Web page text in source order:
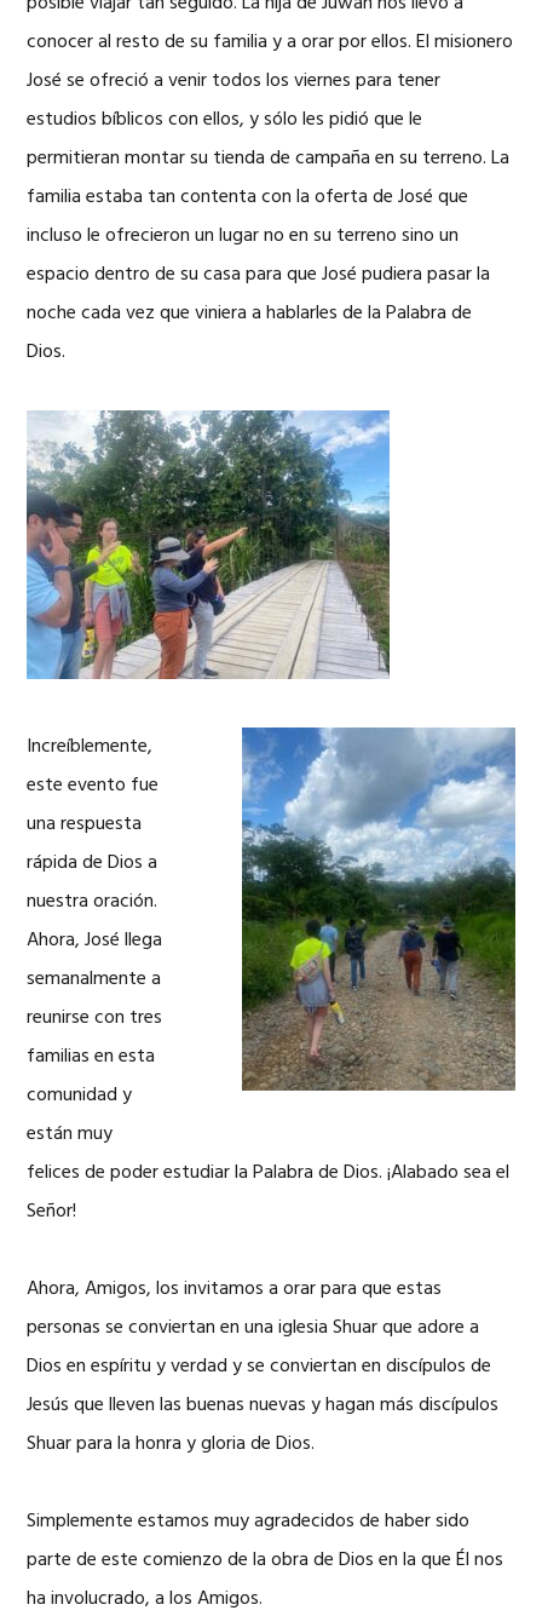
conocer al resto de su familia y a orar por ellos. El misionero
José se ofreció a venir todos los viernes para tener
estudios bíblicos con ellos, y sólo les pidió que le
permitieran montar su tienda de campaña en su terreno. La
familia estaba tan contenta con la oferta de José que
incluso le ofrecieron un lugar no en su terreno sino un
espacio dentro de su casa para que José pudiera pasar la
noche cada vez que viniera a hablarles de la Palabra de
Dios.
Increíblemente,
este evento fue
una respuesta
rápida de Dios a
nuestra oración.
Ahora, José llega
semanalmente a
reunirse con tres
familias en esta
comunidad y
están muy
felices de poder estudiar la Palabra de Dios. ¡Alabado sea el
Señor!
Ahora, Amigos, los invitamos a orar para que estas
personas se conviertan en una iglesia Shuar que adore a
Dios en espíritu y verdad y se conviertan en discípulos de
Jesús que lleven las buenas nuevas y hagan más discípulos
Shuar para la honra y gloria de Dios.
Simplemente estamos muy agradecidos de haber sido
parte de este comienzo de la obra de Dios en la que Él nos
ha involucrado, a los Amigos.